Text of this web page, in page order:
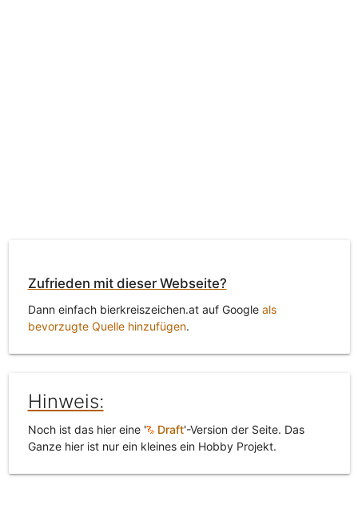
Zufrieden mit dieser Webseite?
Dann einfach bierkreiszeichen.at auf Google als
bevorzugte Quelle hinzufügen.
Hinweis:
Noch ist das hier eine ' Draft'-Version der Seite. Das
Ganze hier ist nur ein kleines ein Hobby Projekt.